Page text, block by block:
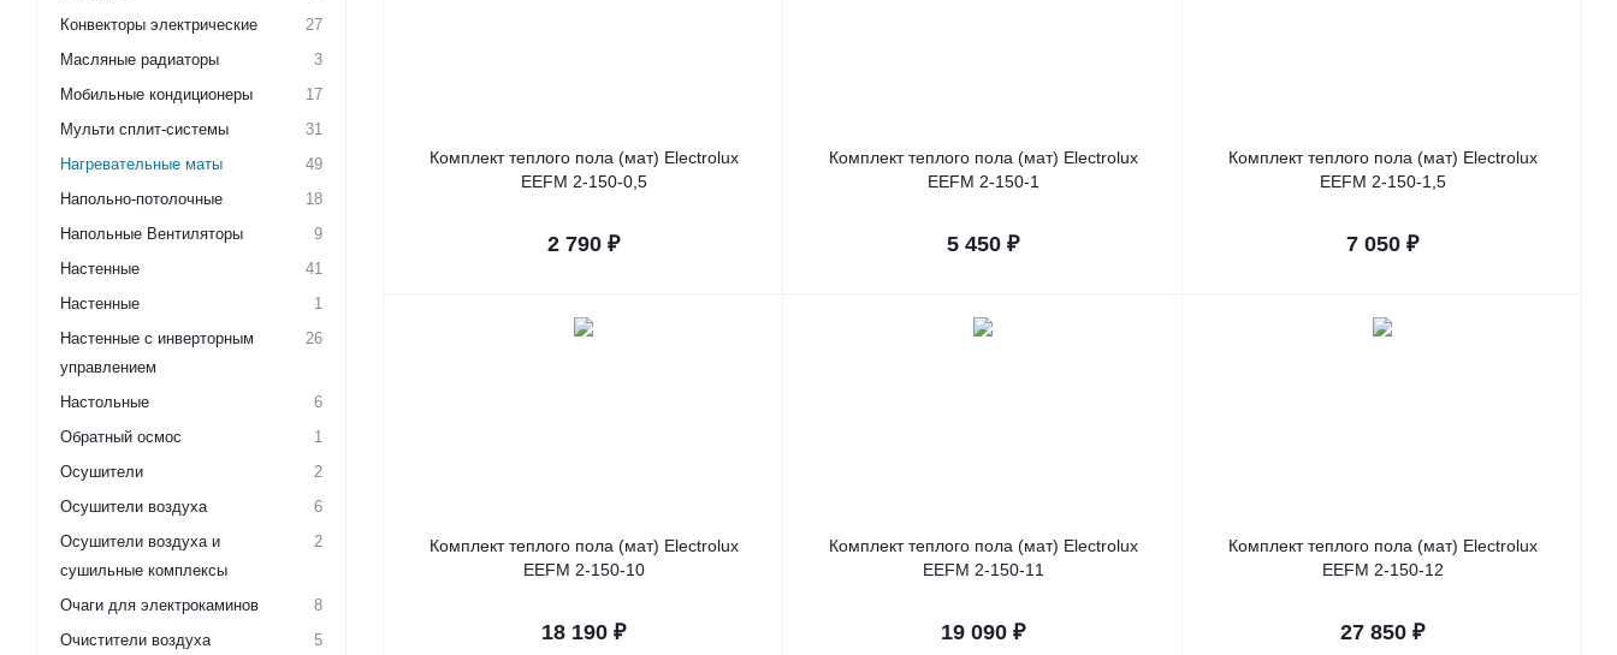
Комплект теплого пола (мат) Electrolux
EEFM 2-150-0,5
2 790 ₽
Комплект теплого пола (мат) Electrolux
EEFM 2-150-1
5 450 ₽
Комплект теплого пола (мат) Electrolux
EEFM 2-150-1,5
7 050 ₽
Комплект теплого пола (мат) Electrolux
EEFM 2-150-10
18 190 ₽
Комплект теплого пола (мат) Electrolux
EEFM 2-150-11
19 090 ₽
Комплект теплого пола (мат) Electrolux
EEFM 2-150-12
27 850 ₽
Конвекторы электрические
27
Масляные радиаторы
3
Мобильные кондиционеры
17
Мульти сплит-системы
31
Нагревательные маты
49
Напольно-потолочные
18
Напольные Вентиляторы
9
Настенные
41
Настенные
1
Настенные с инверторным
управлением
26
Настольные
6
Обратный осмос
1
Осушители
2
Осушители воздуха
6
Осушители воздуха и
сушильные комплексы
2
Очаги для электрокаминов
8
Очистители воздуха
5